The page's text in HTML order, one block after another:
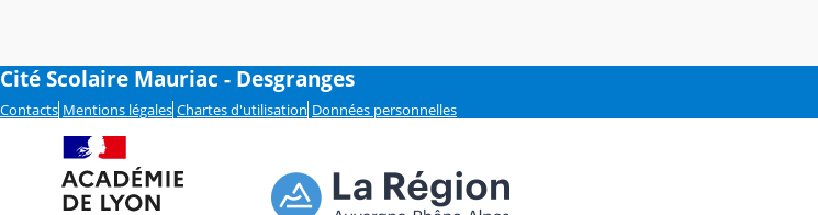
Cité Scolaire Mauriac - Desgranges
Contacts Mentions légales Chartes d'utilisation Données personnelles